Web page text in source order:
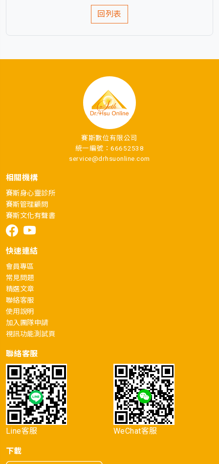
回列表
賽斯數位有限公司
統一編號：66652538
service@drhsuonline.com
相關機構
賽斯身心靈診所
賽斯管理顧問
賽斯文化有聲書
快速連結
會員專區
常見問題
精選文章
聯絡客服
使用說明
加入團隊申請
視訊功能測試頁
聯絡客服
Line客服 WeChat客服
下載